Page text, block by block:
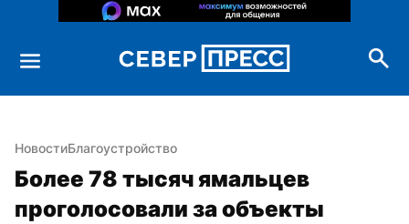
НовостиБлагоустройство
Более 78 тысяч ямальцев
проголосовали за объекты